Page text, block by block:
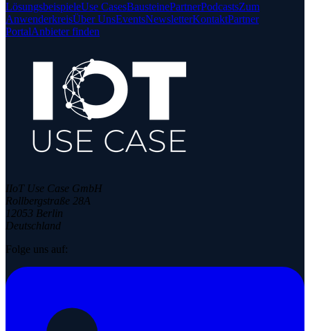
LösungsbeispieleUse CasesBausteinePartnerPodcastsZum
AnwenderkreisÜber UnsEventsNewsletterKontaktPartner
PortalAnbieter finden
IIoT Use Case GmbH
Rollbergstraße 28A
12053 Berlin
Deutschland
Folge uns auf: